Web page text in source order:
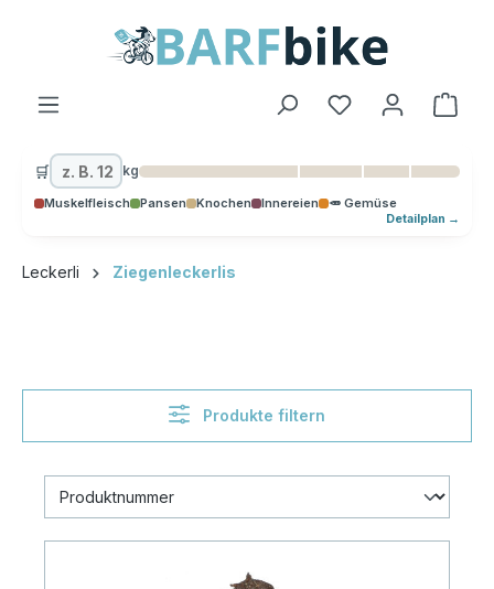
🛒 kg
Muskelfleisch Pansen Knochen Innereien 🥕 Gemüse
Detailplan →
Leckerli Ziegenleckerlis
Produkte filtern